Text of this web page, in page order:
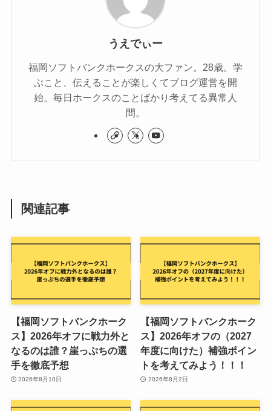
うえでぃー
福岡ソフトバンクホークスの大ファン。28歳。学
ぶこと、伝えることが楽しくてブログ運営を開
始。毎日ホークスのことばかり考えてる異常人
間。
関連記事
【福岡ソフトバンクホーク
ス】2026年オフに戦力外と
なるのは誰？崖っぷちの選
手を徹底予想
2026年8月10日
【福岡ソフトバンクホーク
ス】2026年オフの（2027
年度に向けた）補強ポイン
トを考えてみよう！！！
2026年8月2日